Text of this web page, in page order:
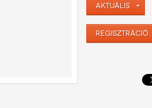
AKTUÁLIS
REGISZTRÁCIÓ